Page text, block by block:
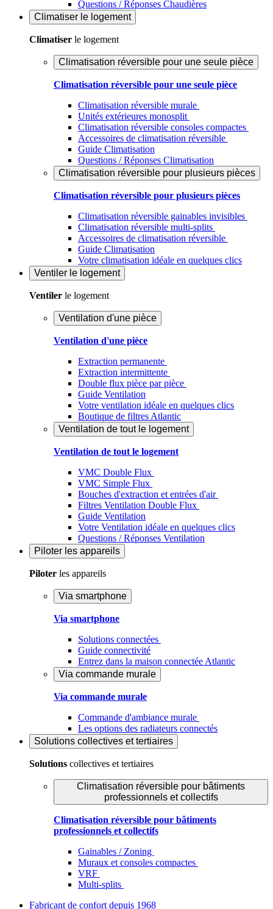
Questions / Réponses Chaudières
Climatiser le logement
Climatiser le logement
Climatisation réversible pour une seule pièce
Climatisation réversible pour une seule pièce
Climatisation réversible murale
Unités extérieures monosplit
Climatisation réversible consoles compactes
Accessoires de climatisation réversible
Guide Climatisation
Questions / Réponses Climatisation
Climatisation réversible pour plusieurs pièces
Climatisation réversible pour plusieurs pièces
Climatisation réversible gainables invisibles
Climatisation réversible multi-splits
Accessoires de climatisation réversible
Guide Climatisation
Votre climatisation idéale en quelques clics
Ventiler le logement
Ventiler le logement
Ventilation d'une pièce
Ventilation d'une pièce
Extraction permanente
Extraction intermittente
Double flux pièce par pièce
Guide Ventilation
Votre ventilation idéale en quelques clics
Boutique de filtres Atlantic
Ventilation de tout le logement
Ventilation de tout le logement
VMC Double Flux
VMC Simple Flux
Bouches d'extraction et entrées d'air
Filtres Ventilation Double Flux
Guide Ventilation
Votre Ventilation idéale en quelques clics
Questions / Réponses Ventilation
Piloter les appareils
Piloter les appareils
Via smartphone
Via smartphone
Solutions connectées
Guide connectivité
Entrez dans la maison connectée Atlantic
Via commande murale
Via commande murale
Commande d'ambiance murale
Les options des radiateurs connectés
Solutions collectives et tertiaires
Solutions collectives et tertiaires
Climatisation réversible pour bâtiments
professionnels et collectifs
Climatisation réversible pour bâtiments
professionnels et collectifs
Gainables / Zoning
Muraux et consoles compactes
VRF
Multi-splits
Fabricant de confort depuis 1968